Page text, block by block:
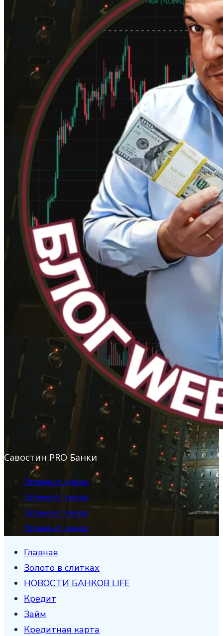
Савостин PRO Банки
Элемент меню
Элемент меню
Элемент меню
Элемент меню
Главная
Золото в слитках
НОВОСТИ БАНКОВ LIFE
Кредит
Займ
Кредитная карта